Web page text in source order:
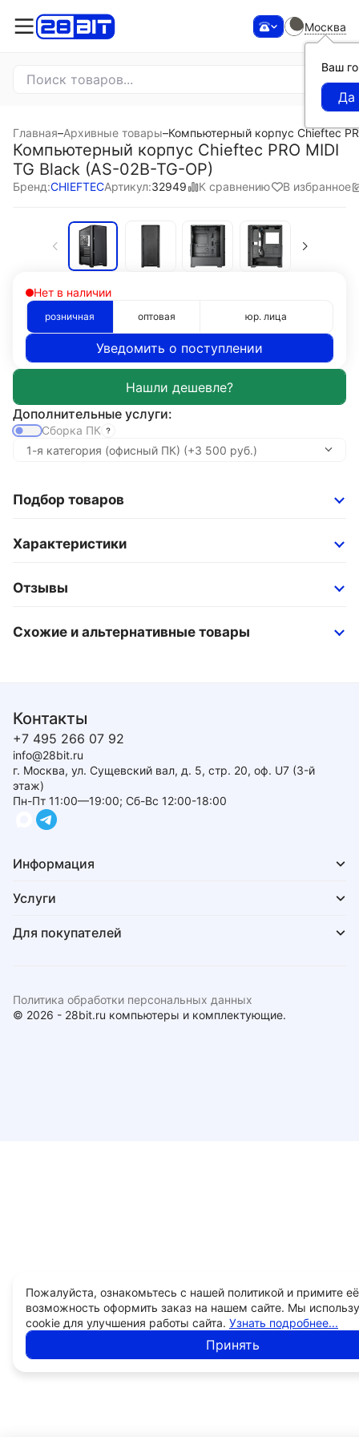
Москва
Ваш
Главная–Архивные товары–Компьютерный корпус Chieftec
Компьютерный корпус Chieftec PRO MIDI
TG Black (AS-02B-TG-OP)
Бренд:CHIEFTECАртикул:32949 К сравнению В избранное
Нет в наличии
розничная оптовая юр. лица
Уведомить о поступлении
Дополнительные услуги:
Сборка ПК
Подбор товаров
Характеристики
Отзывы
Схожие и альтернативные товары
Контакты
+7 495 266 07 92
info@28bit.ru
г. Москва, ул. Сущевский вал, д. 5, стр. 20, оф. U7 (3-й
этаж)
Пн-Пт 11:00—19:00; Сб-Вс 12:00-18:00
Информация
Услуги
Для покупателей
© 2026 - 28bit.ru компьютеры и комплектующие.
Политика обработки персональных данных
Пожалуйста, ознакомьтесь с нашей политикой и примите
возможность оформить заказ на нашем сайте. Мы
cookie для улучшения работы сайта. Узнать подробнее...
Принять